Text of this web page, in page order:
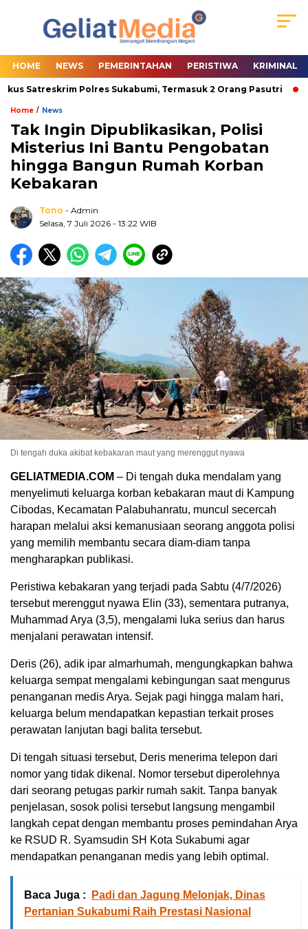
HOME NEWS PEMERINTAHAN PERISTIWA KRIMINAL
Polres Sukabumi, Termasuk 2 Orang Pasutri
Home / News
Tak Ingin Dipublikasikan, Polisi
Misterius Ini Bantu Pengobatan
hingga Bangun Rumah Korban
Kebakaran
Tono - Admin
Selasa, 7 Juli 2026 - 13:22 WIB
Di tengah duka akibat kebakaran maut yang merenggut nyawa
GELIATMEDIA.COM – Di tengah duka mendalam yang
menyelimuti keluarga korban kebakaran maut di Kampung
Cibodas, Kecamatan Palabuhanratu, muncul secercah
harapan melalui aksi kemanusiaan seorang anggota polisi
yang memilih membantu secara diam-diam tanpa
mengharapkan publikasi.
Peristiwa kebakaran yang terjadi pada Sabtu (4/7/2026)
tersebut merenggut nyawa Elin (33), sementara putranya,
Muhammad Arya (3,5), mengalami luka serius dan harus
menjalani perawatan intensif.
Deris (26), adik ipar almarhumah, mengungkapkan bahwa
keluarga sempat mengalami kebingungan saat mengurus
penanganan medis Arya. Sejak pagi hingga malam hari,
keluarga belum mendapatkan kepastian terkait proses
perawatan lanjutan bagi balita tersebut.
Di tengah situasi tersebut, Deris menerima telepon dari
nomor yang tidak dikenal. Nomor tersebut diperolehnya
dari seorang petugas parkir rumah sakit. Tanpa banyak
penjelasan, sosok polisi tersebut langsung mengambil
langkah cepat dengan membantu proses pemindahan Arya
ke RSUD R. Syamsudin SH Kota Sukabumi agar
mendapatkan penanganan medis yang lebih optimal.
Baca Juga :
Padi dan Jagung Melonjak, Dinas
Pertanian Sukabumi Raih Prestasi Nasional